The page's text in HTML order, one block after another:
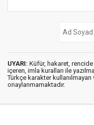
UYARI: Küfür, hakaret,
içeren, imla kuralları ile
Türkçe karakter
onaylanmamaktadır.